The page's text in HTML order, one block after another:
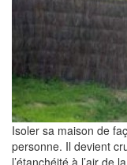
Isoler sa maison de
personne. Il devient
l’étanchéité à l’air de